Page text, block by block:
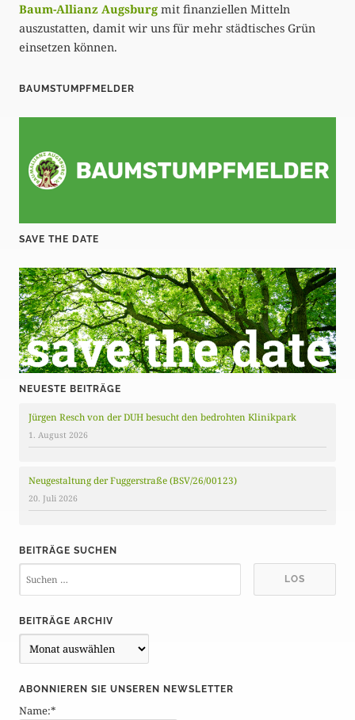
Baum-Allianz Augsburg mit finanziellen Mitteln
auszustatten, damit wir uns für mehr städtisches Grün
einsetzen können.
BAUMSTUMPFMELDER
SAVE THE DATE
NEUESTE BEITRÄGE
Jürgen Resch von der DUH besucht den bedrohten Klinikpark
1. August 2026
Neugestaltung der Fuggerstraße (BSV/26/00123)
20. Juli 2026
BEITRÄGE SUCHEN
BEITRÄGE ARCHIV
e
t
r
ABONNIEREN SIE UNSEREN NEWSLETTER
Name:*